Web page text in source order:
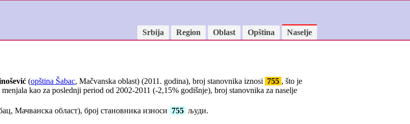
Srbija Region Oblast Opština
Naselje
(opština Šabac, Mačvanska oblast) (2011. godina), broj stanovnika iznosi 755 , što je
kao za poslednji period od 2002-2011 (-2,15% godišnje), broj stanovnika za naselje
Мачванска област), број становника износи 755 људи.